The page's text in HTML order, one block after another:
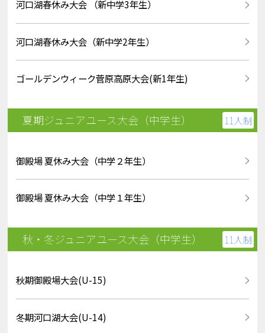
河口湖春休み大会 （新中学3年生）
河口湖春休み大会（新中学2年生）
ゴールデンウィーク菅原高原大会(新1年生)
夏期ジュニアユース大会（中学生） 11人制
御殿場 夏休み大会（中学２年生）
御殿場 夏休み大会（中学１年生）
秋・冬ジュニアユース大会（中学生） 11人制
秋期御殿場大会(U-15)
冬期河口湖大会(U-14)